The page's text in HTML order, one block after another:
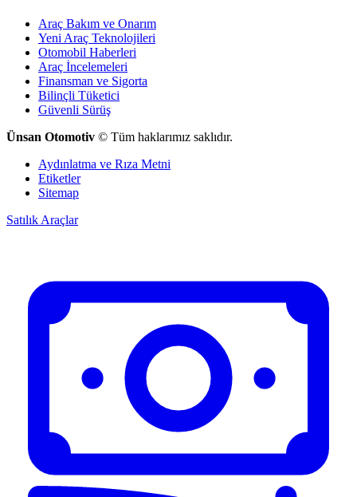
Araç Bakım ve Onarım
Yeni Araç Teknolojileri
Otomobil Haberleri
Araç İncelemeleri
Finansman ve Sigorta
Bilinçli Tüketici
Güvenli Sürüş
Ünsan Otomotiv © Tüm haklarımız saklıdır.
Aydınlatma ve Rıza Metni
Etiketler
Sitemap
Satılık Araçlar